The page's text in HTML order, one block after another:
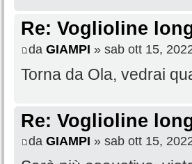
Re: Voglioline
da GIAMPI » sab ott 15,
Torna da Ola, vedrai
Re: Voglioline
da GIAMPI » sab ott 15,